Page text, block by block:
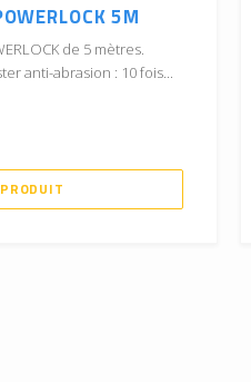
5M
de 5 mètres.
anti-abrasion : 10 fois...